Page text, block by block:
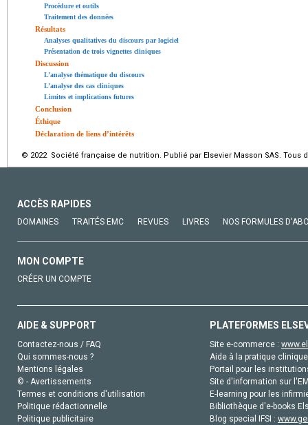
Procédure et outils
Traitement des données
Résultats
Analyses qualitatives du discours par logiciel
Présentation de trois vignettes cliniques
Discussion
L’analyse thématique du discours
L’analyse des cas cliniques
Limites et implications futures
Conclusion
Éthique
Déclaration de liens d’intérêts
© 2022 Société française de nutrition. Publié par Elsevier Masson SAS. Tous
ACCÈS RAPIDES
DOMAINES TRAITÉS EMC REVUES LIVRES NOS FORMULES
MON COMPTE
CRÉER UN COMPTE
AIDE & SUPPORT
Contactez-nous / FAQ
Qui sommes-nous ?
Mentions légales
© - Avertissements
Termes et conditions d'utilisation
Politique rédactionnelle
Politique publicitaire
PLATEFORMES
Site e-commerce :
Aide à la pratique
Portail pour les
Site d'information sur
E-learning pour les
Bibliothèque d'e-books
Blog special IFSI :